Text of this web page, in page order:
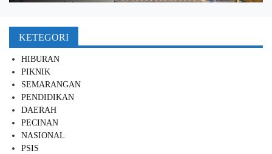
KETEGORI
HIBURAN
PIKNIK
SEMARANGAN
PENDIDIKAN
DAERAH
PECINAN
NASIONAL
PSIS